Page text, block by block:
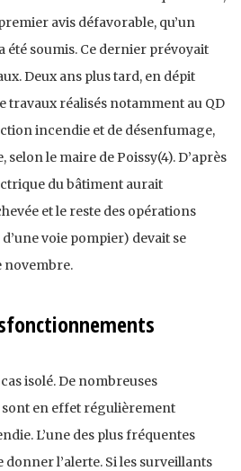
avis défavorable, qu’un
été soumis. Ce dernier prévoyait
Deux ans plus tard, en dépit
travaux réalisés notamment au QD
incendie et de désenfumage,
selon le maire de Poissy(4). D’après
du bâtiment aurait
et le reste des opérations
voie pompier) devait se
novembre.
isolé. De nombreuses
en effet régulièrement
L’une des plus fréquentes
l’alerte. Si les surveillants